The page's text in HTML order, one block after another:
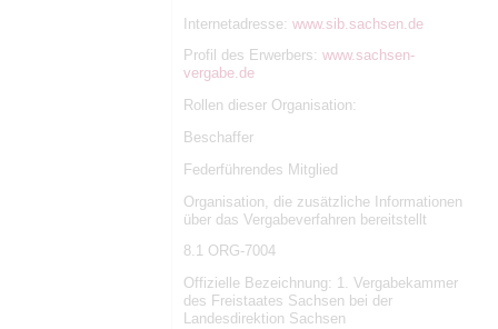
Internetadresse: www.sib.sachsen.de
Profil des Erwerbers: www.sachsen-
vergabe.de
Rollen dieser Organisation:
Beschaffer
Federführendes Mitglied
Organisation, die zusätzliche Informationen
über das Vergabeverfahren bereitstellt
8.1 ORG-7004
Offizielle Bezeichnung: 1. Vergabekammer
des Freistaates Sachsen bei der
Landesdirektion Sachsen